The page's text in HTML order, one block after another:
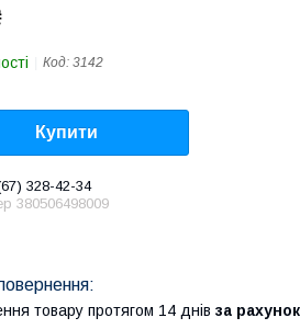
Код: 3142
Купити
328-42-34
380506498009
товару протягом 14 днів за